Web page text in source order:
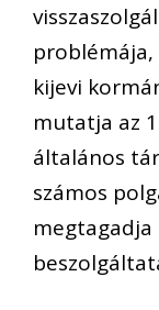
kijevi
mutatja az
általános
számos
megtagadja